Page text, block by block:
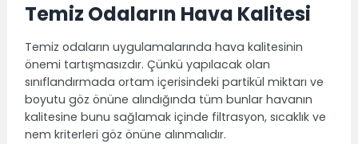
Temiz Odaların Hava Kalitesi
Temiz odaların uygulamalarında hava kalitesinin
önemi tartışmasızdır. Çünkü yapılacak olan
sınıflandırmada ortam içerisindeki partikül miktarı ve
boyutu göz önüne alındığında tüm bunlar havanın
kalitesine bunu sağlamak içinde filtrasyon, sıcaklık ve
nem kriterleri göz önüne alınmalıdır.